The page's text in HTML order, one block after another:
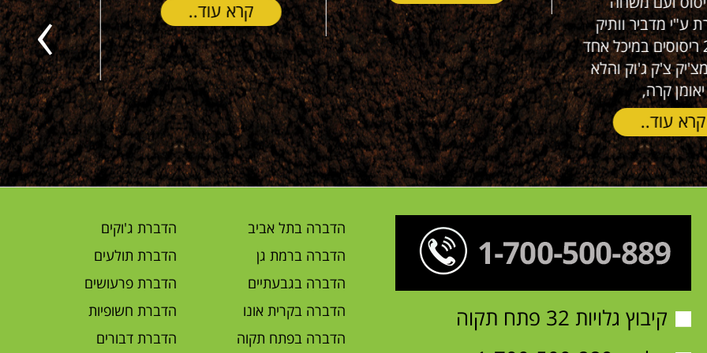
קרא עוד..
ישר כח וכל הכבוד
קרא עוד..
קיבוץ גלויות 32 פתח תקוה
הדברה בתל אביב
הדברה ברמת גן
הדברה בגבעתיים
הדברה בקרית אונו
הדברה בפתח תקוה
הדברת ג'וקים
הדברת תולעים
הדברת פרעושים
הדברת חשופיות
הדברת דבורים